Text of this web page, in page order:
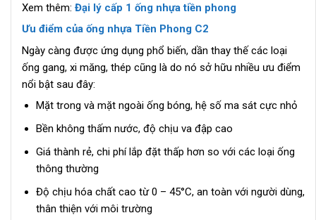
Xem thêm: Đại lý cấp 1 ống nhựa tiền phong
Ưu điểm của ống nhựa Tiền Phong C2
Ngày càng được ứng dụng phổ biến, dần thay thế các loại
ống gang, xi măng, thép cũng là do nó sở hữu nhiều ưu điểm
nổi bật sau đây:
Mặt trong và mặt ngoài ống bóng, hệ số ma sát cực nhỏ
Bền không thấm nước, độ chịu va đập cao
Giá thành rẻ, chi phí lắp đặt thấp hơn so với các loại ống
thông thường
Độ chịu hóa chất cao từ 0 – 45°C, an toàn với người dùng,
thân thiện với môi trường